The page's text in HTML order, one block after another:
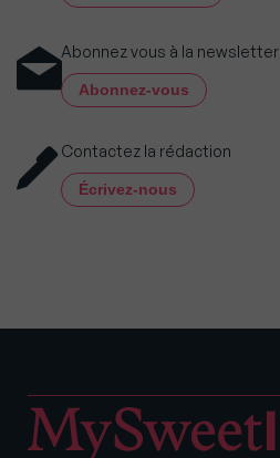
Abonnez vous à la newsletter
Abonnez-vous
Contactez la rédaction
Écrivez-nous